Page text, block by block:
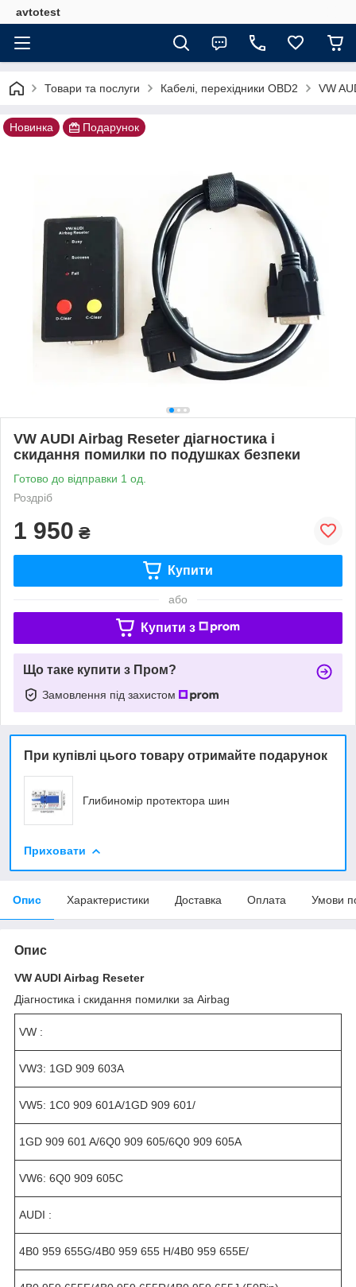
avtotest
Товари та послуги Кабелі, перехідники OBD2 VW
Новинка Подарунок
VW AUDI Airbag Reseter діагностика і
скидання помилки по подушках безпеки
Готово до відправки 1 од.
Роздріб
1 950 ₴
Купити
або
Купити з
Що таке купити з Пром?
Замовлення під захистом
При купівлі цього товару отримайте подарунок
Глибиномір протектора шин
Приховати
Опис Характеристики Доставка Оплата Умови
Опис
VW AUDI Airbag Reseter
Діагностика і скидання помилки за Airbag
VW :
VW3: 1GD 909 603A
VW5: 1C0 909 601A/1GD 909 601/
1GD 909 601 A/6Q0 909 605/6Q0 909 605A
VW6: 6Q0 909 605C
AUDI :
4B0 959 655G/4B0 959 655 H/4B0 959 655E/